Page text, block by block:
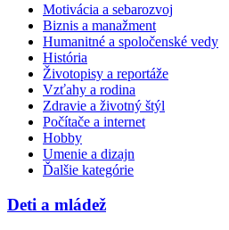
Motivácia a sebarozvoj
Biznis a manažment
Humanitné a spoločenské vedy
História
Životopisy a reportáže
Vzťahy a rodina
Zdravie a životný štýl
Počítače a internet
Hobby
Umenie a dizajn
Ďalšie kategórie
Deti a mládež